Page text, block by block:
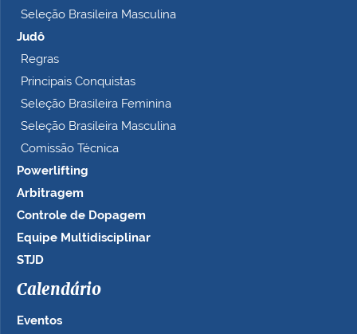
Seleção Brasileira Masculina
Judô
Regras
Principais Conquistas
Seleção Brasileira Feminina
Seleção Brasileira Masculina
Comissão Técnica
Powerlifting
Arbitragem
Controle de Dopagem
Equipe Multidisciplinar
STJD
Calendário
Eventos